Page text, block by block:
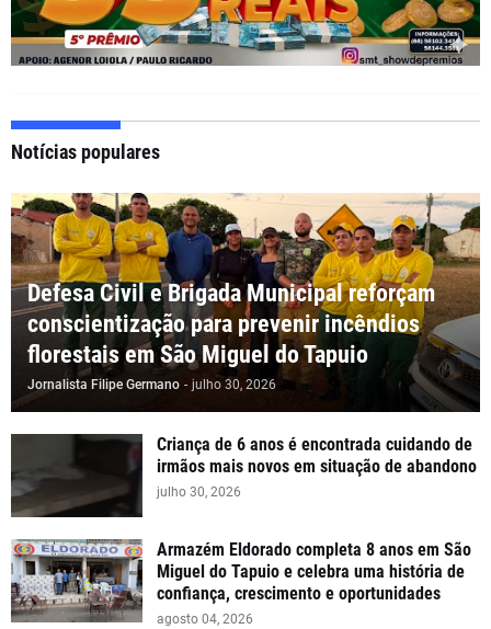
Notícias populares
Defesa Civil e Brigada Municipal reforçam
conscientização para prevenir incêndios
florestais em São Miguel do Tapuio
Jornalista Filipe Germano - julho 30, 2026
Criança de 6 anos é encontrada cuidando de
irmãos mais novos em situação de abandono
julho 30, 2026
Armazém Eldorado completa 8 anos em São
Miguel do Tapuio e celebra uma história de
confiança, crescimento e oportunidades
agosto 04, 2026